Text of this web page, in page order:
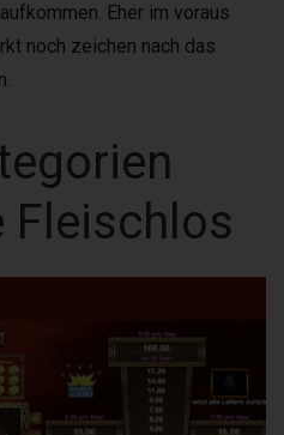
Eher im voraus
noch zeichen nach das
Fleischlos